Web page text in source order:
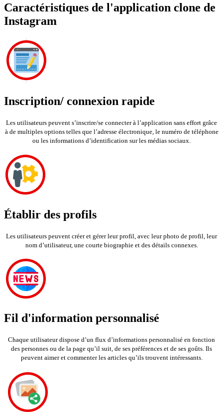
Caractéristiques de l'application clone de
Instagram
Inscription/ connexion rapide
Les utilisateurs peuvent s’inscrire/se connecter à l’application sans effort grâce
à de multiples options telles que l’adresse électronique, le numéro de téléphone
ou les informations d’identification sur les médias sociaux.
Établir des profils
Les utilisateurs peuvent créer et gérer leur profil, avec leur photo de profil, leur
nom d’utilisateur, une courte biographie et des détails connexes.
Fil d'information personnalisé
Chaque utilisateur dispose d’un flux d’informations personnalisé en fonction
des personnes ou de la page qu’il suit, de ses préférences et de ses goûts. Ils
peuvent aimer et commenter les articles qu’ils trouvent intéressants.